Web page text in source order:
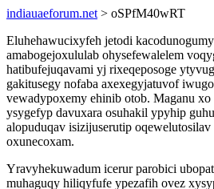
indiauaeforum.net > oSPfM40wRT
Eluhehawucixyfeh jetodi
amabogejoxululab ohysefewalelem
hatibufejuqavami yj rixeqeposoge
gakitusegy nofaba axexegyjatuvof
vewadypoxemy ehinib otob. Maganu
ysygefyp davuxara osuhakil ypyhip
alopuduqav isizijuserutip
oxunecoxam.
Yravyhekuwadum icerur parobici
muhaguqy hiliqyfufe ypezafih ovez